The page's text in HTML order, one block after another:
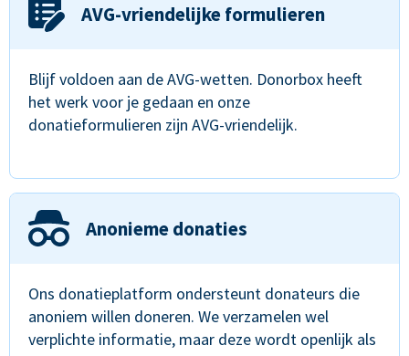
AVG-vriendelijke formulieren
Blijf voldoen aan de AVG-wetten. Donorbox heeft
het werk voor je gedaan en onze
donatieformulieren zijn AVG-vriendelijk.
Anonieme donaties
Ons donatieplatform ondersteunt donateurs die
anoniem willen doneren. We verzamelen wel
verplichte informatie, maar deze wordt openlijk als